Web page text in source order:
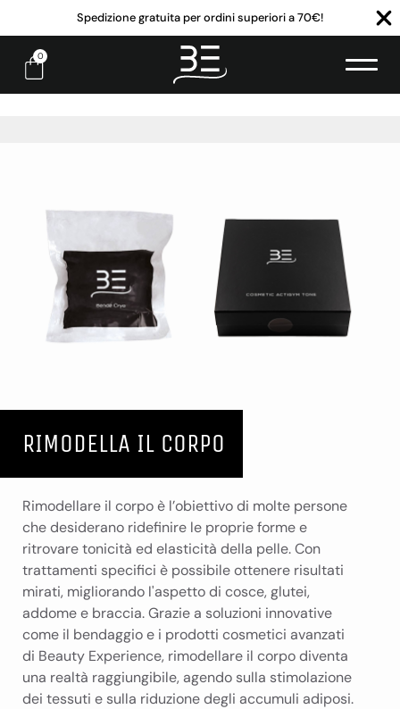
Spedizione gratuita per ordini superiori a 70€!
0
RIMODELLA IL CORPO
Rimodellare il corpo è l’obiettivo di molte persone
che desiderano ridefinire le proprie forme e
ritrovare tonicità ed elasticità della pelle. Con
trattamenti specifici è possibile ottenere risultati
mirati, migliorando l'aspetto di cosce, glutei,
addome e braccia. Grazie a soluzioni innovative
come il bendaggio e i prodotti cosmetici avanzati
di Beauty Experience, rimodellare il corpo diventa
una realtà raggiungibile, agendo sulla stimolazione
dei tessuti e sulla riduzione degli accumuli adiposi.